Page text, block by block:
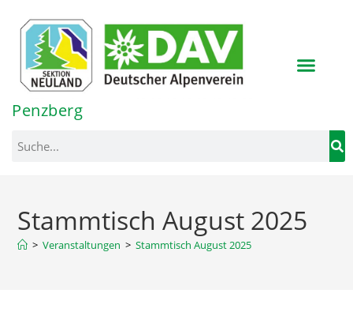
springen
Penzberg
Stammtisch August 2025
> Veranstaltungen > Stammtisch August 2025